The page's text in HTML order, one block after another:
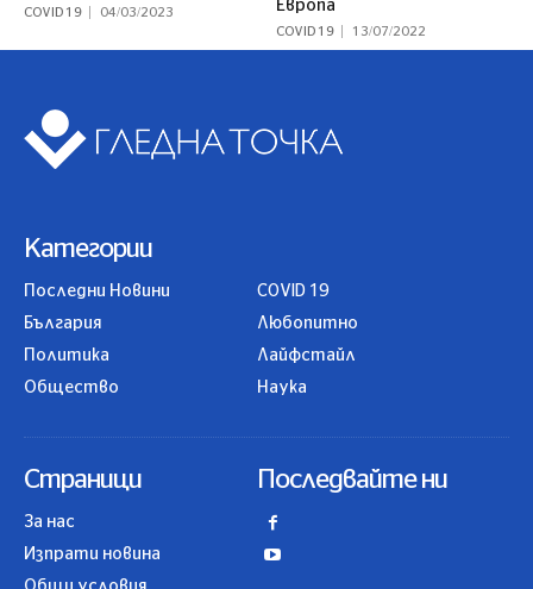
COVID 19 04/03/2023
Европа
COVID 19 13/07/2022
Категории
Последни Новини
България
Политика
Общество
COVID 19
Любопитно
Лайфстайл
Наука
Страници
За нас
Изпрати новина
Последвайте ни